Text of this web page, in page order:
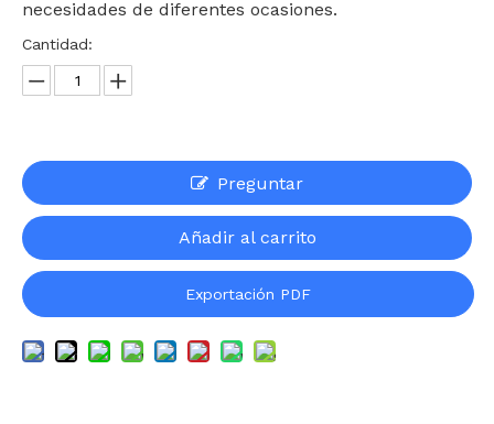
necesidades de diferentes ocasiones.
Cantidad:
Preguntar
Añadir al carrito
Exportación PDF